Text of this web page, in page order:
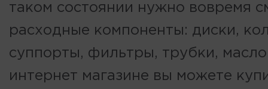
таком состоянии нужно вовремя
расходные компоненты: диски,
суппорты, фильтры, трубки,
интернет магазине вы можете